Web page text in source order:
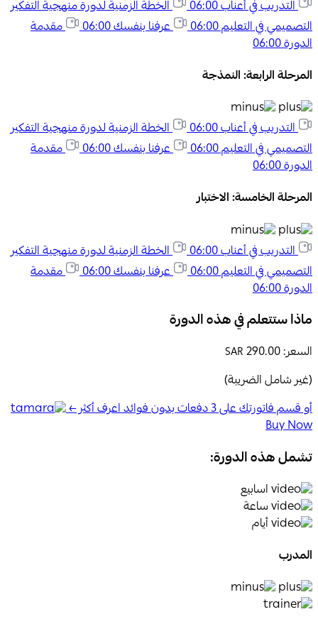
التدريب في أعناب06:00
الخطة الزمنية لدورة منهجية التفكير
التصميمي في التعليم06:00 عرفنا بنفسك06:00
مقدمة
الدورة06:00
المرحلة الرابعة: النمذجة
التدريب في أعناب06:00
الخطة الزمنية لدورة منهجية التفكير
التصميمي في التعليم06:00 عرفنا بنفسك06:00
مقدمة
الدورة06:00
المرحلة الخامسة: الاختبار
التدريب في أعناب06:00
الخطة الزمنية لدورة منهجية التفكير
التصميمي في التعليم06:00 عرفنا بنفسك06:00
مقدمة
الدورة06:00
ماذا ستتعلم في هذه الدورة
السعر: SAR 290.00
(غير شامل الضريبة)
أو قسم فاتورتك على 3 دفعات بدون فوائد اعرف أكثر ←
Buy Now
تشمل هذه الدورة:
اسابيع
ساعة
أيام
المدرب